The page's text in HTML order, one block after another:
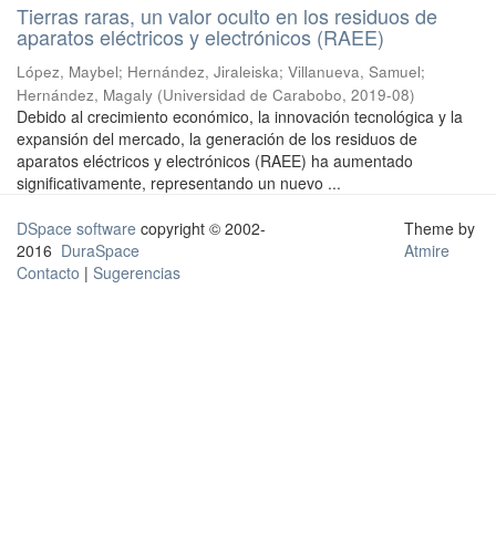
Tierras raras, un valor oculto en los residuos de
aparatos eléctricos y electrónicos (RAEE)
López, Maybel; Hernández, Jiraleiska; Villanueva, Samuel;
Hernández, Magaly (Universidad de Carabobo, 2019-08)
Debido al crecimiento económico, la innovación tecnológica y la
expansión del mercado, la generación de los residuos de
aparatos eléctricos y electrónicos (RAEE) ha aumentado
significativamente, representando un nuevo ...
DSpace software copyright © 2002-
2016 DuraSpace
Contacto | Sugerencias
Theme by
Atmire